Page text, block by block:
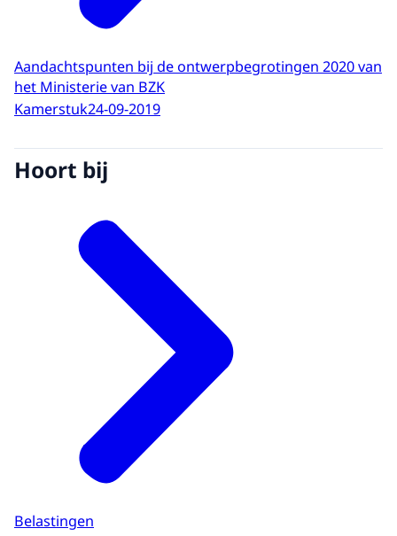
Aandachtspunten bij de ontwerpbegrotingen 2020 van
het Ministerie van BZK
Kamerstuk24-09-2019
Hoort bij
Belastingen